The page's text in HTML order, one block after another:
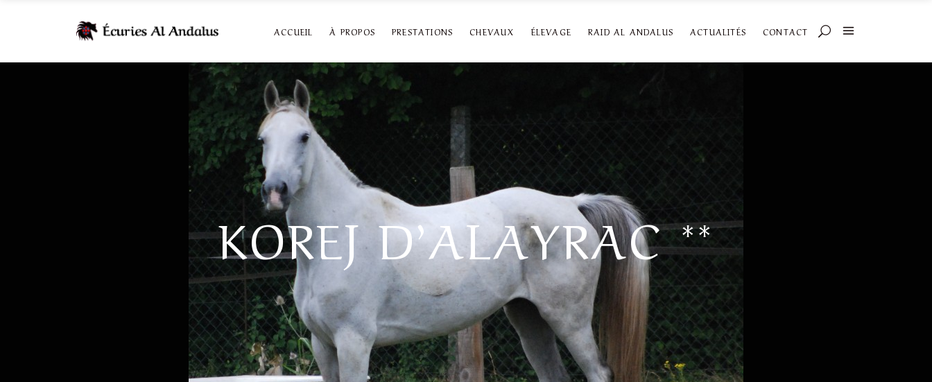
ACCUEIL À PROPOS PRESTATIONS CHEVAUX ÉLEVAGE RAID AL ANDALUS ACTUALITÉS CONTACT
KOREJ D’ALAYRAC **